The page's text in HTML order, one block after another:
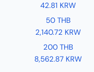
42.81 KRW
50 THB
2,140.72 KRW
200 THB
8,562.87 KRW